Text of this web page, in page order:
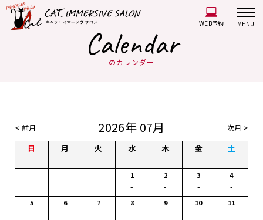
WEB予約 MENU
Calendar
のカレンダー
< 前月 2026年 07月 次月 >
日 月 火 水 木 金 土
1
-
2
-
3
-
4
-
5
-
6
-
7
-
8
-
9
-
10
-
11
-